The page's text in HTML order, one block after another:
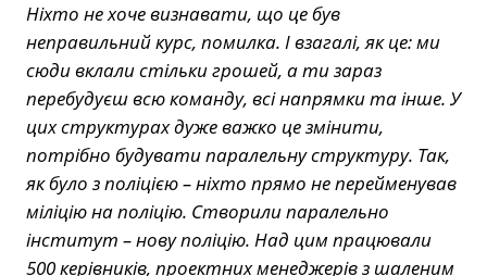
Ніхто не хоче визнавати, що це був
неправильний курс, помилка. І взагалі, як це: ми
сюди вклали стільки грошей, а ти зараз
перебудуєш всю команду, всі напрямки та інше. У
цих структурах дуже важко це змінити,
потрібно будувати паралельну структуру. Так,
як було з поліцією – ніхто прямо не перейменував
міліцію на поліцію. Створили паралельно
інститут – нову поліцію. Над цим працювали
500 керівників, проектних менеджерів з шаленим